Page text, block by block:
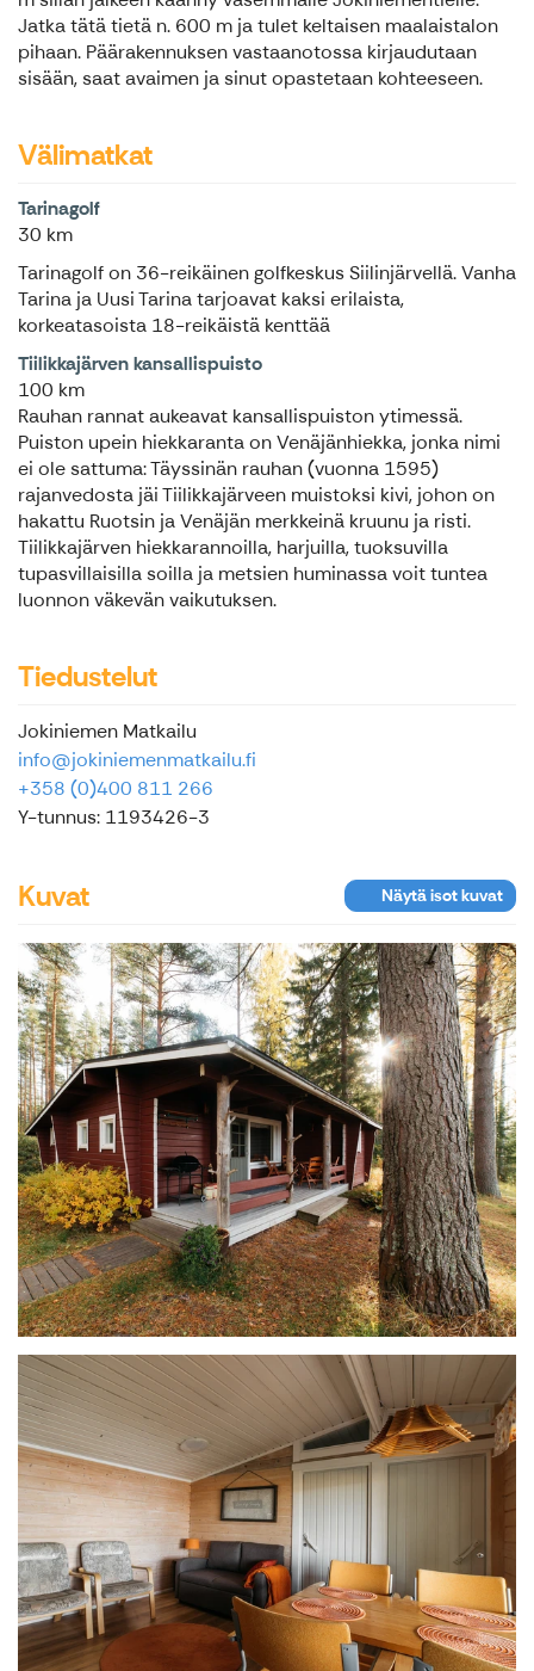
Jatka tätä tietä n. 600 m ja tulet keltaisen maalaistalon
pihaan. Päärakennuksen vastaanotossa kirjaudutaan
sisään, saat avaimen ja sinut opastetaan kohteeseen.
Välimatkat
Tarinagolf
30 km
Tarinagolf on 36-reikäinen golfkeskus Siilinjärvellä. Vanha
Tarina ja Uusi Tarina tarjoavat kaksi erilaista,
korkeatasoista 18-reikäistä kenttää
Tiilikkajärven kansallispuisto
100 km
Rauhan rannat aukeavat kansallispuiston ytimessä.
Puiston upein hiekkaranta on Venäjänhiekka, jonka nimi
ei ole sattuma: Täyssinän rauhan (vuonna 1595)
rajanvedosta jäi Tiilikkajärveen muistoksi kivi, johon on
hakattu Ruotsin ja Venäjän merkkeinä kruunu ja risti.
Tiilikkajärven hiekkarannoilla, harjuilla, tuoksuvilla
tupasvillaisilla soilla ja metsien huminassa voit tuntea
luonnon väkevän vaikutuksen.
Tiedustelut
Jokiniemen Matkailu
info@jokiniemenmatkailu.fi
+358 (0)400 811 266
Y-tunnus: 1193426-3
Kuvat Näytä isot kuvat